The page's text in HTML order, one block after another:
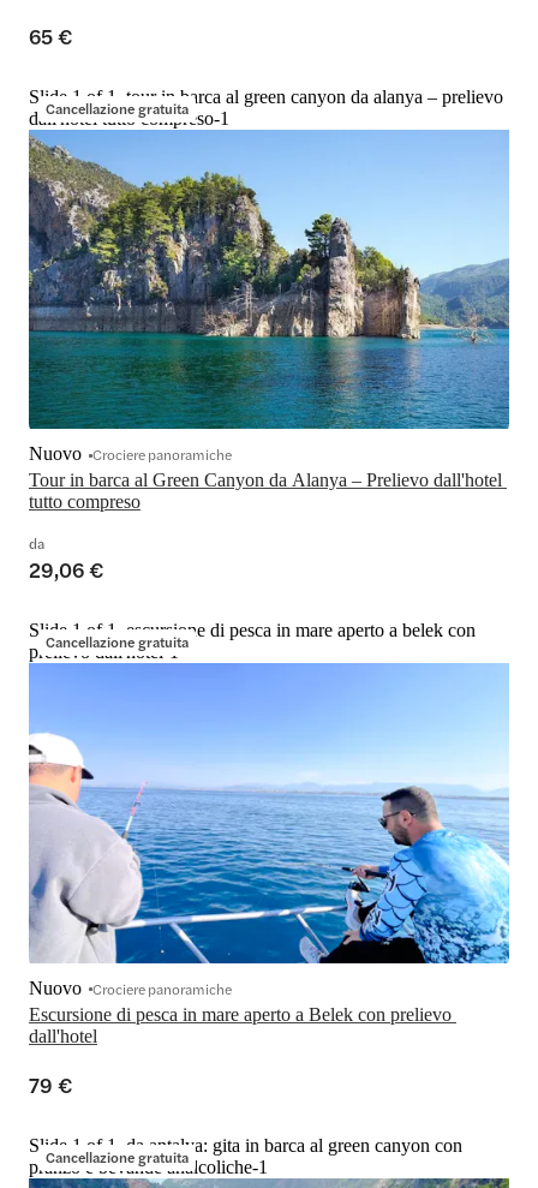
65 €
Cancellazione gratuita
Slide 1 of 1, tour in barca al green canyon da alanya – prelievo
dall'hotel tutto compreso-1
Tour in barca al Green Canyon da Alanya – Prelievo dall'hotel
tutto compreso
Nuovo Crociere panoramiche
da
29,06 €
Cancellazione gratuita
Slide 1 of 1, escursione di pesca in mare aperto a belek con
prelievo dall'hotel-1
Escursione di pesca in mare aperto a Belek con prelievo
dall'hotel
Nuovo Crociere panoramiche
79 €
Cancellazione gratuita
Slide 1 of 1, da antalya: gita in barca al green canyon con
pranzo e bevande analcoliche-1